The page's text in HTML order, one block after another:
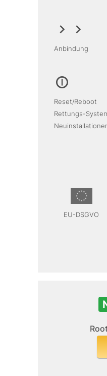
Anbindung
Reset/Reboot
Rettungs-
EU-DSGVO